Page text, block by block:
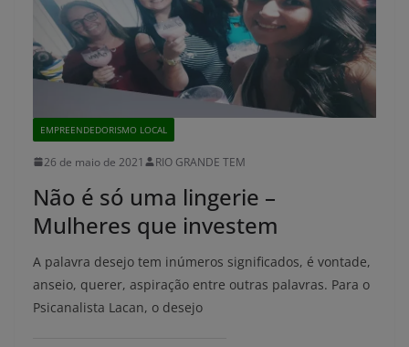
EMPREENDEDORISMO LOCAL
26 de maio de 2021 RIO GRANDE TEM
Não é só uma lingerie –
Mulheres que investem
A palavra desejo tem inúmeros significados, é vontade,
anseio, querer, aspiração entre outras palavras. Para o
Psicanalista Lacan, o desejo